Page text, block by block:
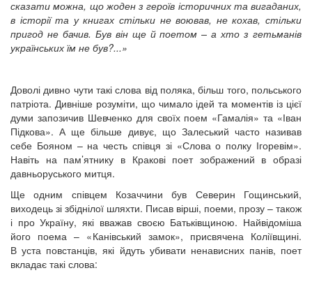
сказати можна, що жоден з героїв історичних та вигаданих,
в історії та у книгах стільки не воював, не кохав, стільки
пригод не бачив. Був він ще й поетом – а хто з гетьманів
українських їм не був?...»
Доволі дивно чути такі слова від поляка, більш того, польського
патріота. Дивніше розуміти, що чимало ідей та моментів із цієї
думи запозичив Шевченко для своїх поем «Гамалія» та «Іван
Підкова». А ще більше дивує, що Залеський часто називав
себе Бояном – на честь співця зі «Слова о полку Ігоревім».
Навіть на пам’ятнику в Кракові поет зображений в образі
давньоруського митця.
Ще одним співцем Козаччини був Северин Гощинський,
виходець зі збіднілої шляхти. Писав вірші, поеми, прозу – також
і про Україну, які вважав своєю Батьківщиною. Найвідоміша
його поема – «Канівський замок», присвячена Коліївщині.
В уста повстанців, які йдуть убивати ненависних панів, поет
вкладає такі слова: